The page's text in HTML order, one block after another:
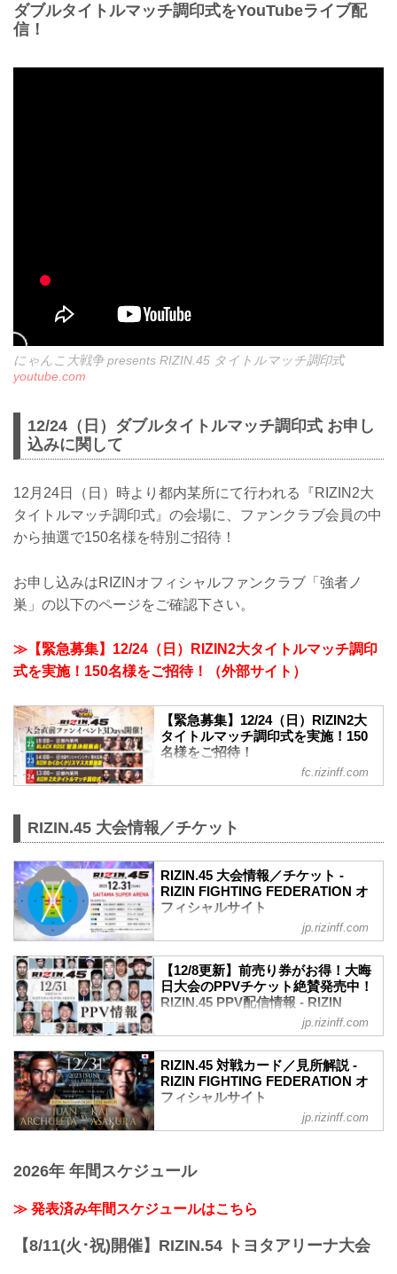
ダブルタイトルマッチ調印式をYouTubeライブ配
信！
にゃんこ大戦争 presents RIZIN.45 タイトルマッチ調印式
youtube.com
12/24（日）ダブルタイトルマッチ調印式 お申し
込みに関して
12月24日（日）時より都内某所にて行われる『RIZIN2大
タイトルマッチ調印式』の会場に、ファンクラブ会員の中
から抽選で150名様を特別ご招待！
お申し込みはRIZINオフィシャルファンクラブ「強者ノ
巣」の以下のページをご確認下さい。
≫【緊急募集】12/24（日）RIZIN2大タイトルマッチ調印
式を実施！150名様をご招待！（外部サイト）
【緊急募集】12/24（日）RIZIN2大
タイトルマッチ調印式を実施！150
名様をご招待！
緊急告知！ 12月24日（日）時より都内某
の中から抽選で150名様を特別ご招待いた
します！ 記念すべき調印式を生観覧する
チャンスです！ 是非、ご応募ください。
12.24 RIZIN 2大タイトルマッチ調印式 観
覧ご招待 ＜応募概要＞ ■開催日時 2023年
12月24日（日）13:00開始（予定） ■開催
場所 東京都内某所※開催場所・集合時間
は当選者のみへご案内致します。 ■イベ
ント内容 RIZINバンタム級タイ...
fc.rizinff.com
RIZIN.45 大会情報／チケット
RIZIN.45 大会情報／チケット -
RIZIN FIGHTING FEDERATION オ
フィシャルサイト
アリーナ
youtu.be
RIZIN.45 大会概要
2023年12月31日（日）12:00開場 / 14:00
開始
終了予定時間
21:00〜22:00頃
※試合内容、イベント進行によって終了
予定時間が前後することがありますので
ご了承ください。
さいたまスーパーアリーナ
宮線・高崎線）「さいたま新都心」駅か
ら徒歩3分
たまア...
jp.rizinff.com
【12/8更新】前売り券がお得！大晦
日大会のPPVチケット絶賛発売中！
RIZIN.45 PPV配信情報 - RIZIN
FIGHTING FEDERATION オフィシ
ャルサイト
今年の大晦日、さいたまスーパーアリー
ナにて開催されるRIZIN.45のPPV配信チ
ケットが、12月8日（金）12時より
ABEMA、U-NEXT、RIZIN 100 CLUB、
RIZIN LIVEにて販売スタート！
視聴しよう！
配信日時 料金 配信媒体 アーカイブ
コード 番組名・その他
jp.rizinff.com
RIZIN.45 対戦カード／見所解説 -
RIZIN FIGHTING FEDERATION オ
フィシャルサイト
フアン・アーチュレッタ vs. 朝倉海
フアン・アーチュレッタ vs. 朝倉海
フィジカル｜スタミナ｜総合力｜プレッ
朝倉海
当て勘 | ボクシング力 | 試合運び | 圧力
jp.rizinff.com
2026年 年間スケジュール
≫ 発表済み年間スケジュールはこちら
【8/11(火･祝)開催】RIZIN.54 トヨタアリーナ大会